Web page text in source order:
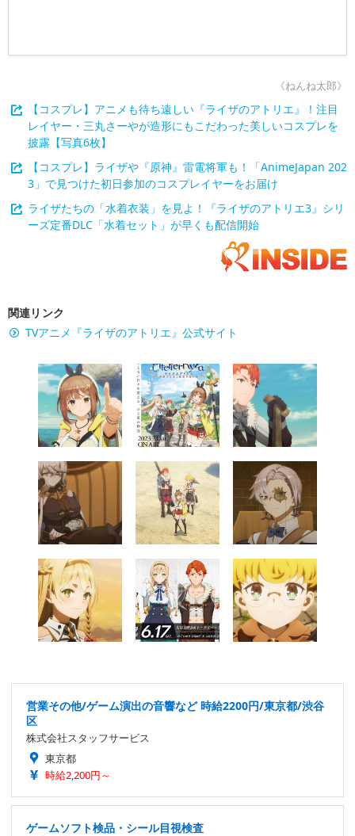
《ねんね太郎》
【コスプレ】アニメも待ち遠しい『ライザのアトリエ』！注目
レイヤー・三丸さーやが造形にもこだわった美しいコスプレを
披露【写真6枚】
【コスプレ】ライザや『原神』雷電将軍も！「AnimeJapan 202
3」で見つけた初日参加のコスプレイヤーをお届け
ライザたちの「水着衣装」を見よ！『ライザのアトリエ3』シリ
ーズ定番DLC「水着セット」が早くも配信開始
関連リンク
TVアニメ『ライザのアトリエ』公式サイト
営業その他/ゲーム演出の音響など 時給2200円/東京都/渋谷
区
株式会社スタッフサービス
東京都
時給2,200円～
ゲームソフト検品・シール目視検査